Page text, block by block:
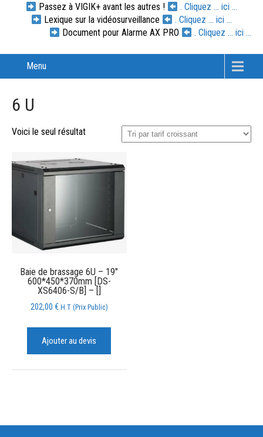
Passez à VIGIK+ avant les autres !
. Cliquez ... ici ...
Lexique sur la vidéosurveillance
. Cliquez ... ici ...
Document pour Alarme AX PRO
. Cliquez ... ici ...
Menu
6 U
Voici le seul résultat
Baie de brassage 6U – 19″
600*450*370mm [DS-
XS6406-S/B] – []
202,00 € H.T (Prix Public)
Ajouter au devis